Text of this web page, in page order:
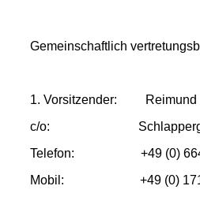
Gemeinschaftlich
1. Vorsitzender: Reimund
c/o: Schlappergasse
Telefon: +49 (0) 6643
Mobil: +49 (0) 171